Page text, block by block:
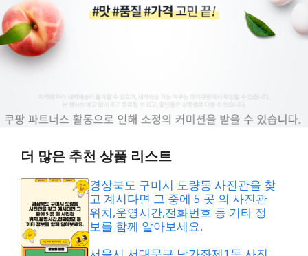
더 많은 추천 상품 리스트
경상북도 구미시 도량동 사진관을 찾
고 계시다면 그 중에 5 곳 의 사진관
위치,운영시간,전화번호 등 기타 정
보를 함께 알아보세요.